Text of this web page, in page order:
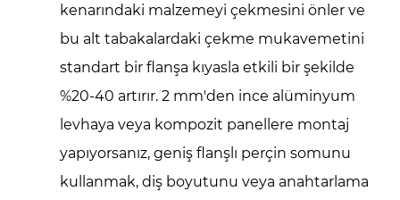
kenarındaki malzemeyi çekmesini önler ve
bu alt tabakalardaki çekme mukavemetini
standart bir flanşa kıyasla etkili bir şekilde
%20-40 artırır. 2 mm'den ince alüminyum
levhaya veya kompozit panellere montaj
yapıyorsanız, geniş flanşlı perçin somunu
kullanmak, diş boyutunu veya anahtarlama